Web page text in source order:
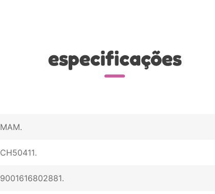
especificações
MAM
CH50411
9001616802881